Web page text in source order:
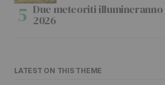
Due meteoriti
2026
LATEST ON THIS THEME